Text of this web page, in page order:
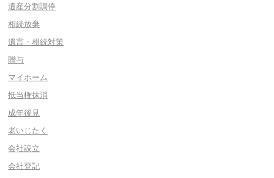
遺産分割調停
相続放棄
遺言・相続対策
贈与
マイホーム
抵当権抹消
成年後見
老いじたく
会社設立
会社登記